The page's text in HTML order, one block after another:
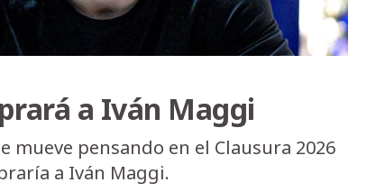
a Iván Maggi
mueve pensando en el Clausura 2026
a Iván Maggi.